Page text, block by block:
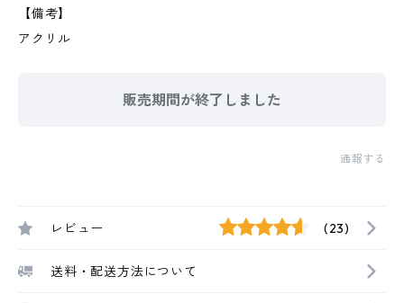
【備考】
アクリル
販売期間が終了しました
通報する
レビュー (23)
送料・配送方法について